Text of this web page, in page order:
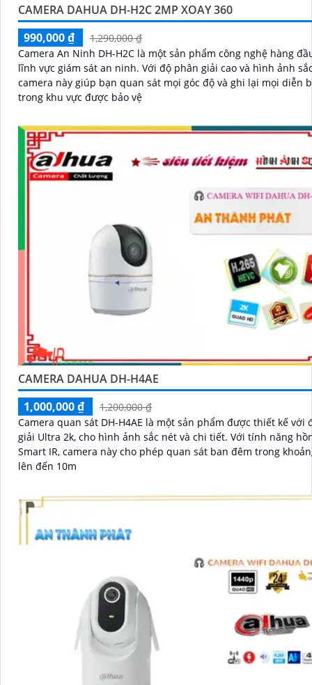
CAMERA DAHUA DH-H2C 2MP XOAY 360
990,000 ₫
1,290,000 ₫
Camera An Ninh DH-H2C là một sản phẩm công nghệ hàng
lĩnh vực giám sát an ninh. Với độ phân giải cao và hình ảnh sắc nét,
camera này giúp bạn quan sát mọi góc độ và ghi lại mọi diễn
trong khu vực được bảo vệ
CAMERA DAHUA DH-H4AE
1,000,000 ₫
1,200,000 ₫
Camera quan sát DH-H4AE là một sản phẩm được thiết kế với
giải Ultra 2k, cho hình ảnh sắc nét và chi tiết. Với tính năng hồng ngoại
Smart IR, camera này cho phép quan sát ban đêm trong
lên đến 10m